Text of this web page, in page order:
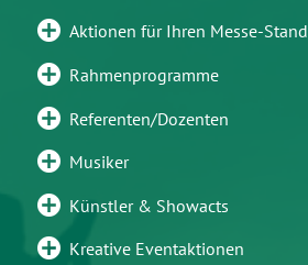
Aktionen für Ihren Messe-Stand
Rahmenprogramme
Referenten/Dozenten
Musiker
Künstler & Showacts
Kreative Eventaktionen